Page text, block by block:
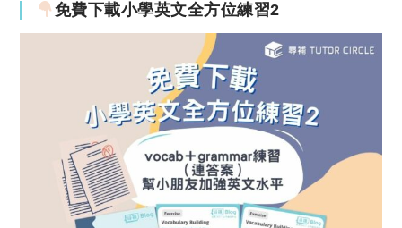
免費下載小學英文全方位練習2